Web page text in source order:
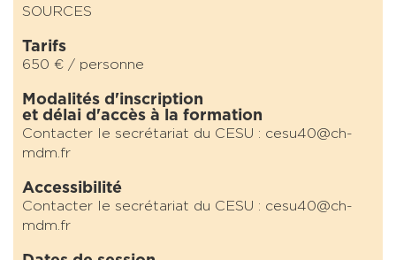
SOURCES
Tarifs
650 € / personne
Modalités d'inscription
et délai d'accès à la formation
Contacter le secrétariat du CESU : cesu40@ch-
mdm.fr
Accessibilité
Contacter le secrétariat du CESU : cesu40@ch-
mdm.fr